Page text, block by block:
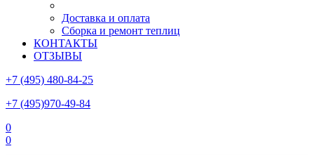
Доставка и оплата
Сборка и ремонт теплиц
КОНТАКТЫ
ОТЗЫВЫ
+7 (495) 480-84-25
+7 (495)970-49-84
0
0